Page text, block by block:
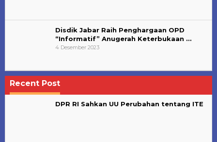
Disdik Jabar Raih Penghargaan OPD
“Informatif” Anugerah Keterbukaan …
4 Desember 2023
Recent Post
DPR RI Sahkan UU Perubahan tentang ITE